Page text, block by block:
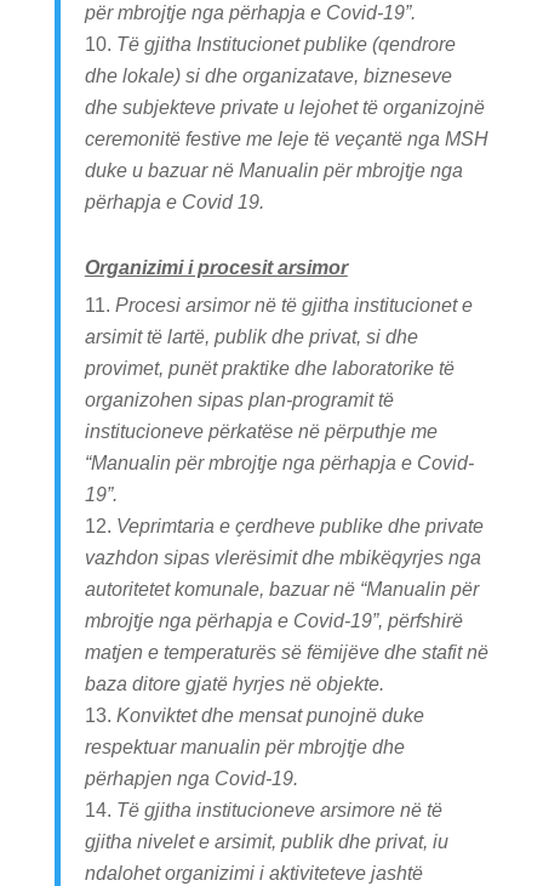
për mbrojtje nga përhapja e Covid-19”.
Të gjitha Institucionet publike (qendrore
dhe lokale) si dhe organizatave, bizneseve
dhe subjekteve private u lejohet të organizojnë
ceremonitë festive me leje të veçantë nga MSH
duke u bazuar në Manualin për mbrojtje nga
përhapja e Covid 19.
Organizimi i procesit arsimor
Procesi arsimor në të gjitha institucionet e
arsimit të lartë, publik dhe privat, si dhe
provimet, punët praktike dhe laboratorike të
organizohen sipas plan-programit të
institucioneve përkatëse në përputhje me
“Manualin për mbrojtje nga përhapja e Covid-
19”.
Veprimtaria e çerdheve publike dhe private
vazhdon sipas vlerësimit dhe mbikëqyrjes nga
autoritetet komunale, bazuar në “Manualin për
mbrojtje nga përhapja e Covid-19”, përfshirë
matjen e temperaturës së fëmijëve dhe stafit në
baza ditore gjatë hyrjes në objekte.
Konviktet dhe mensat punojnë duke
respektuar manualin për mbrojtje dhe
përhapjen nga Covid-19.
Të gjitha institucioneve arsimore në të
gjitha nivelet e arsimit, publik dhe privat, iu
ndalohet organizimi i aktiviteteve jashtë